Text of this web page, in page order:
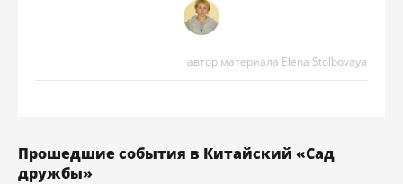
автор материала Elena Stolbovaya
Прошедшие события в Китайский «Сад
дружбы»